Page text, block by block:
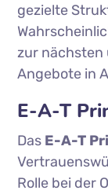
gezielte
zur nächsten
Angebote in
E-A-T
Das E-A-T
Rolle bei der